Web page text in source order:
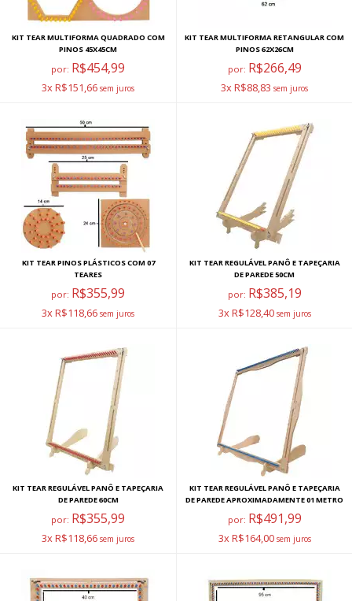
KIT TEAR MULTIFORMA QUADRADO COM
PINOS 45X45CM
por: R$454,99
3x R$151,66
KIT TEAR MULTIFORMA RETANGULAR COM
PINOS 62X26CM
por: R$266,49
3x R$88,83
KIT TEAR PINOS PLÁSTICOS COM 07
TEARES
por: R$355,99
3x R$118,66
KIT TEAR REGULÁVEL PANÔ E TAPEÇARIA
DE PAREDE 50CM
por: R$385,19
3x R$128,40
KIT TEAR REGULÁVEL PANÔ E TAPEÇARIA
DE PAREDE 60CM
por: R$355,99
3x R$118,66
KIT TEAR REGULÁVEL PANÔ E TAPEÇARIA
DE PAREDE APROXIMADAMENTE 01 METRO
por: R$491,99
3x R$164,00